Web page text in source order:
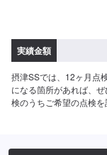
実績金額
摂津SSでは、12ヶ月点
になる箇所があれば、
検のうちご希望の点検